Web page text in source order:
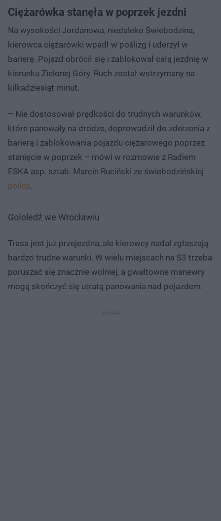
Ciężarówka stanęła w poprzek jezdni
Na wysokości Jordanowa, niedaleko Świebodzina,
kierowca ciężarówki wpadł w poślizg i uderzył w
barierę. Pojazd obrócił się i zablokował całą jezdnię w
kierunku Zielonej Góry. Ruch został wstrzymany na
kilkadziesiąt minut.
– Nie dostosował prędkości do trudnych warunków,
które panowały na drodze, doprowadził do zderzenia z
barierą i zablokowania pojazdu ciężarowego poprzez
stanięcie w poprzek – mówi w rozmowie z Radiem
ESKA asp. sztab. Marcin Ruciński ze świebodzińskiej
policji.
Gołoledź we Wrocławiu
Trasa jest już przejezdna, ale kierowcy nadal zgłaszają
bardzo trudne warunki. W wielu miejscach na S3 trzeba
poruszać się znacznie wolniej, a gwałtowne manewry
mogą skończyć się utratą panowania nad pojazdem.